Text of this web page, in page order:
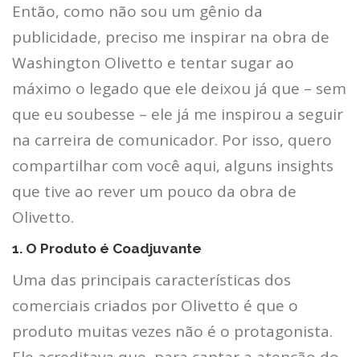
Então, como não sou um gênio da
publicidade, preciso me inspirar na obra de
Washington Olivetto e tentar sugar ao
máximo o legado que ele deixou já que – sem
que eu soubesse – ele já me inspirou a seguir
na carreira de comunicador. Por isso, quero
compartilhar com você aqui, alguns insights
que tive ao rever um pouco da obra de
Olivetto.
1. O Produto é Coadjuvante
Uma das principais características dos
comerciais criados por Olivetto é que o
produto muitas vezes não é o protagonista.